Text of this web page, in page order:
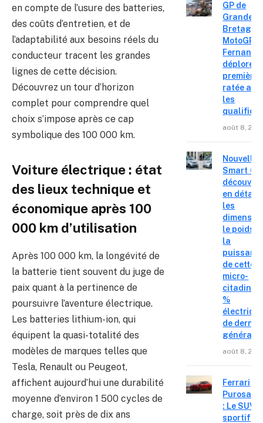
en compte de l’usure des batteries,
des coûts d’entretien, et de
l’adaptabilité aux besoins réels du
conducteur tracent les grandes
lignes de cette décision.
Découvrez un tour d’horizon
complet pour comprendre quel
choix s’impose après ce cap
symbolique des 100 000 km.
Voiture électrique : état
des lieux technique et
économique après 100
000 km d’utilisation
Après 100 000 km, la longévité de
la batterie tient souvent du juge de
paix quant à la pertinence de
poursuivre l’aventure électrique.
Les batteries lithium-ion, qui
équipent la quasi-totalité des
modèles de marques telles que
Tesla, Renault ou Peugeot,
affichent aujourd’hui une durabilité
moyenne d’environ 1 500 cycles de
charge, soit près de dix ans
GP de
Grande-
Bretagne
MotoGP :
déplore
première
ratée
les
août 8,
Nouvelle
Smart #2
en détail
les
le poids
la
de cette
micro-
citadine
%
de
août 8,
Ferrari
: Le SUV
sportif